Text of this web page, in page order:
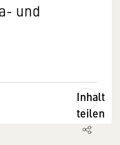
und
Inhalt
teilen